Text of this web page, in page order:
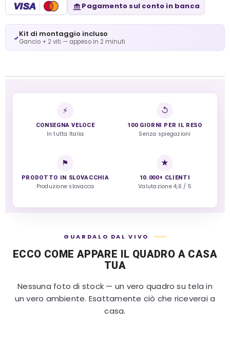
VISA Pagamento sul conto in banca
Kit di montaggio incluso
Gancio + 2 viti — appeso in 2 minuti
⚡
CONSEGNA VELOCE
In tutta Italia
↺
100 GIORNI PER IL RESO
Senza spiegazioni
⚑
PRODOTTO IN SLOVACCHIA
Produzione slovacca
★
10.000+ CLIENTI
Valutazione 4,6 / 5
GUARDALO DAL VIVO
ECCO COME APPARE IL QUADRO A CASA
TUA
Nessuna foto di stock — un vero quadro su tela in
un vero ambiente. Esattamente ciò che riceverai a
casa.